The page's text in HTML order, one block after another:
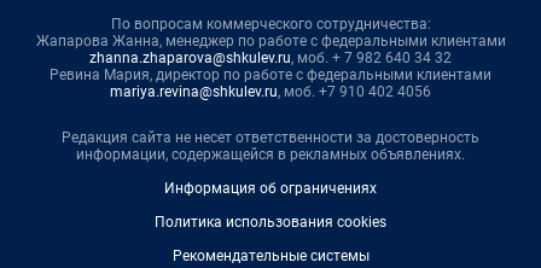
По вопросам коммерческого сотрудничества:
Жапарова Жанна, менеджер по работе с федеральными клиентами
zhanna.zhaparova@shkulev.ru, моб. + 7 982 640 34 32
Ревина Мария, директор по работе с федеральными клиентами
mariya.revina@shkulev.ru, моб. +7 910 402 4056
Редакция сайта не несет ответственности за достоверность
информации, содержащейся в рекламных объявлениях.
Информация об ограничениях
Политика использования cookies
Рекомендательные системы